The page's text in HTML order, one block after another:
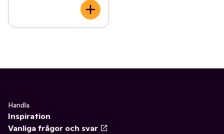
Handla
Inspiration
Vanliga frågor och svar